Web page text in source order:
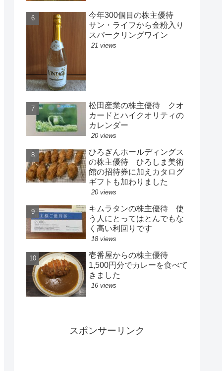
今年300個目の株主優待
サン・ライフから金粉入り
スパークリングワイン
21 views
松田産業の株主優待 クオ
カードとハイクオリティの
カレンダー
20 views
ひろぎんホールディングス
の株主優待 ひろしま美術
館の招待券に加えカタログ
ギフトも加わりました
20 views
キムラタンの株主優待 使
う人にとってはとんでもな
く高い利回りです
18 views
壱番屋からの株主優待
1,500円分でカレーを食べて
きました
16 views
スポンサーリンク